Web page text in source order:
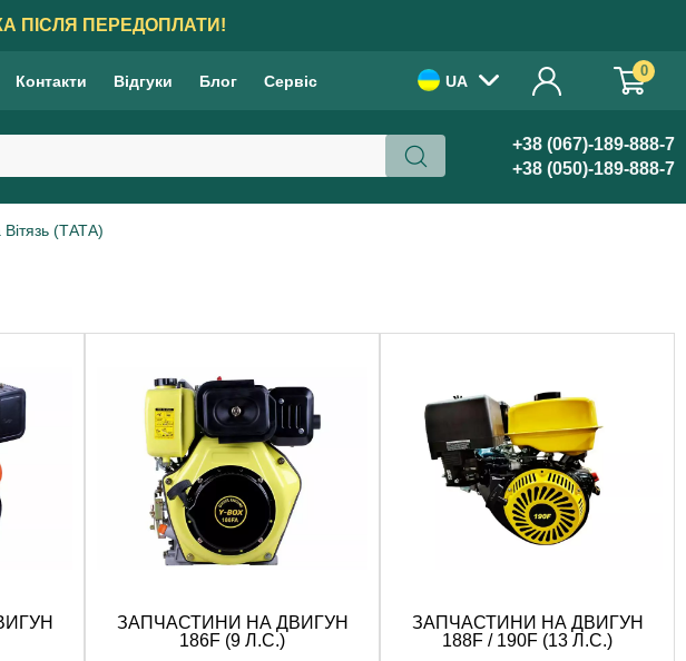
ПІСЛЯ ПЕРЕДОПЛАТИ!
Контакти Відгуки Блог Сервіс UA
0
+38 (067)-189-888-7
+38 (050)-189-888-7
(ТАТА)
ЗАПЧАСТИНИ НА ДВИГУН
186F (9 Л.С.)
ЗАПЧАСТИНИ НА ДВИГУН
188F / 190F (13 Л.С.)